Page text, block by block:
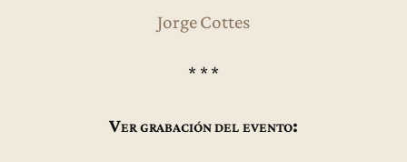
Jorge Cottes
* * *
Ver grabación del evento: